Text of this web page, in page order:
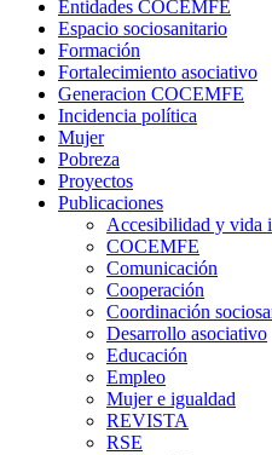
Entidades COCEMFE
Espacio sociosanitario
Formación
Fortalecimiento asociativo
Generacion COCEMFE
Incidencia política
Mujer
Pobreza
Proyectos
Publicaciones
Accesibilidad y vida
COCEMFE
Comunicación
Cooperación
Coordinación
Desarrollo asociativo
Educación
Empleo
Mujer e igualdad
REVISTA
RSE